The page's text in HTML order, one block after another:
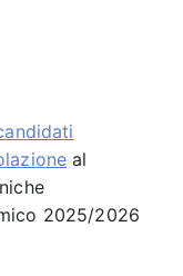
al
2025/2026